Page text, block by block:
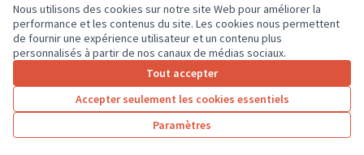
Nous utilisons des cookies sur notre site Web pour améliorer la
performance et les contenus du site. Les cookies nous permettent
de fournir une expérience utilisateur et un contenu plus
personnalisés à partir de nos canaux de médias sociaux.
Tout accepter
Accepter seulement les cookies essentiels
Paramètres
Conditions d'utilisation
Paramètres des cookies
CD37 sur X
(Lien externe)
CD37 sur Facebook
CD37 sur Instagram
CD37 sur YouTube
(Lien externe)
Site réalisé grâce aulogiciel libre Decidim .
Licence
(Lien